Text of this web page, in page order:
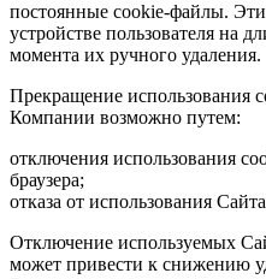
постоянные cookie-файлы.
устройстве пользователя на
момента их ручного удаления.
Прекращение использования
Компании возможно путем:
отключения использования
браузера;
отказа от использования
Отключение используемых
может привести к снижению